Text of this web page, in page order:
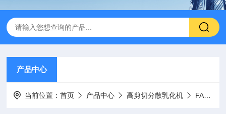
产品中心
当前位置：首页 产品中心 高剪切分散乳化机 FA30高剪切分散乳化机